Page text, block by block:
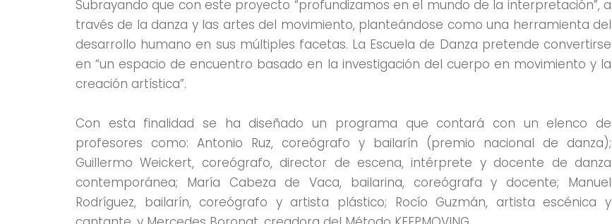
Subrayando que con este proyecto “profundizamos en el mundo de la interpretación”, a
través de la danza y las artes del movimiento, planteándose como una herramienta del
desarrollo humano en sus múltiples facetas. La Escuela de Danza pretende convertirse
en “un espacio de encuentro basado en la investigación del cuerpo en movimiento y la
creación artística”.
Con esta finalidad se ha diseñado un programa que contará con un elenco de
profesores como: Antonio Ruz, coreógrafo y bailarín (premio nacional de danza);
Guillermo Weickert, coreógrafo, director de escena, intérprete y docente de danza
contemporánea; María Cabeza de Vaca, bailarina, coreógrafa y docente; Manuel
Rodríguez, bailarín, coreógrafo y artista plástico; Rocío Guzmán, artista escénica y